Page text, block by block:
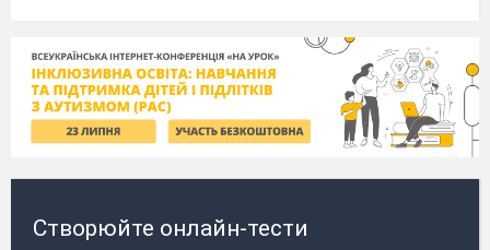
Створюйте онлайн-тести